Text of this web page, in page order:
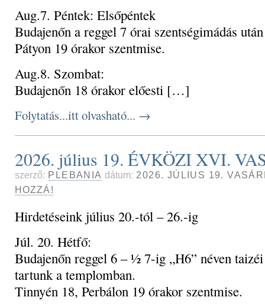
Aug.7. Péntek: Elsőpéntek
Budajenőn a reggel 7 órai szentségimádás
Pátyon 19 órakor szentmise.
Aug.8. Szombat:
Budajenőn 18 órakor előesti […]
Folytatás...itt olvasható... →
2026. július 19. ÉVKÖZI XVI.
szerző: PLEBANIA dátum: 2026. JÚLIUS 19.
HOZZÁ!
Hirdetéseink július 20.-tól – 26.-ig
Júl. 20. Hétfő:
Budajenőn reggel 6 – ½ 7-ig „H6” néven
tartunk a templomban.
Tinnyén 18, Perbálon 19 órakor szentmise.